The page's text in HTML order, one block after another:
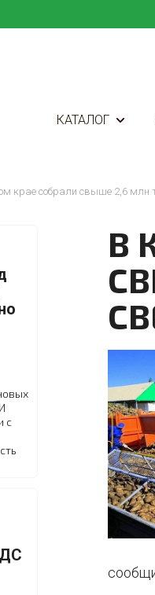
КАТАЛОГ
крае собрали свыше 2,6 млн
с
В